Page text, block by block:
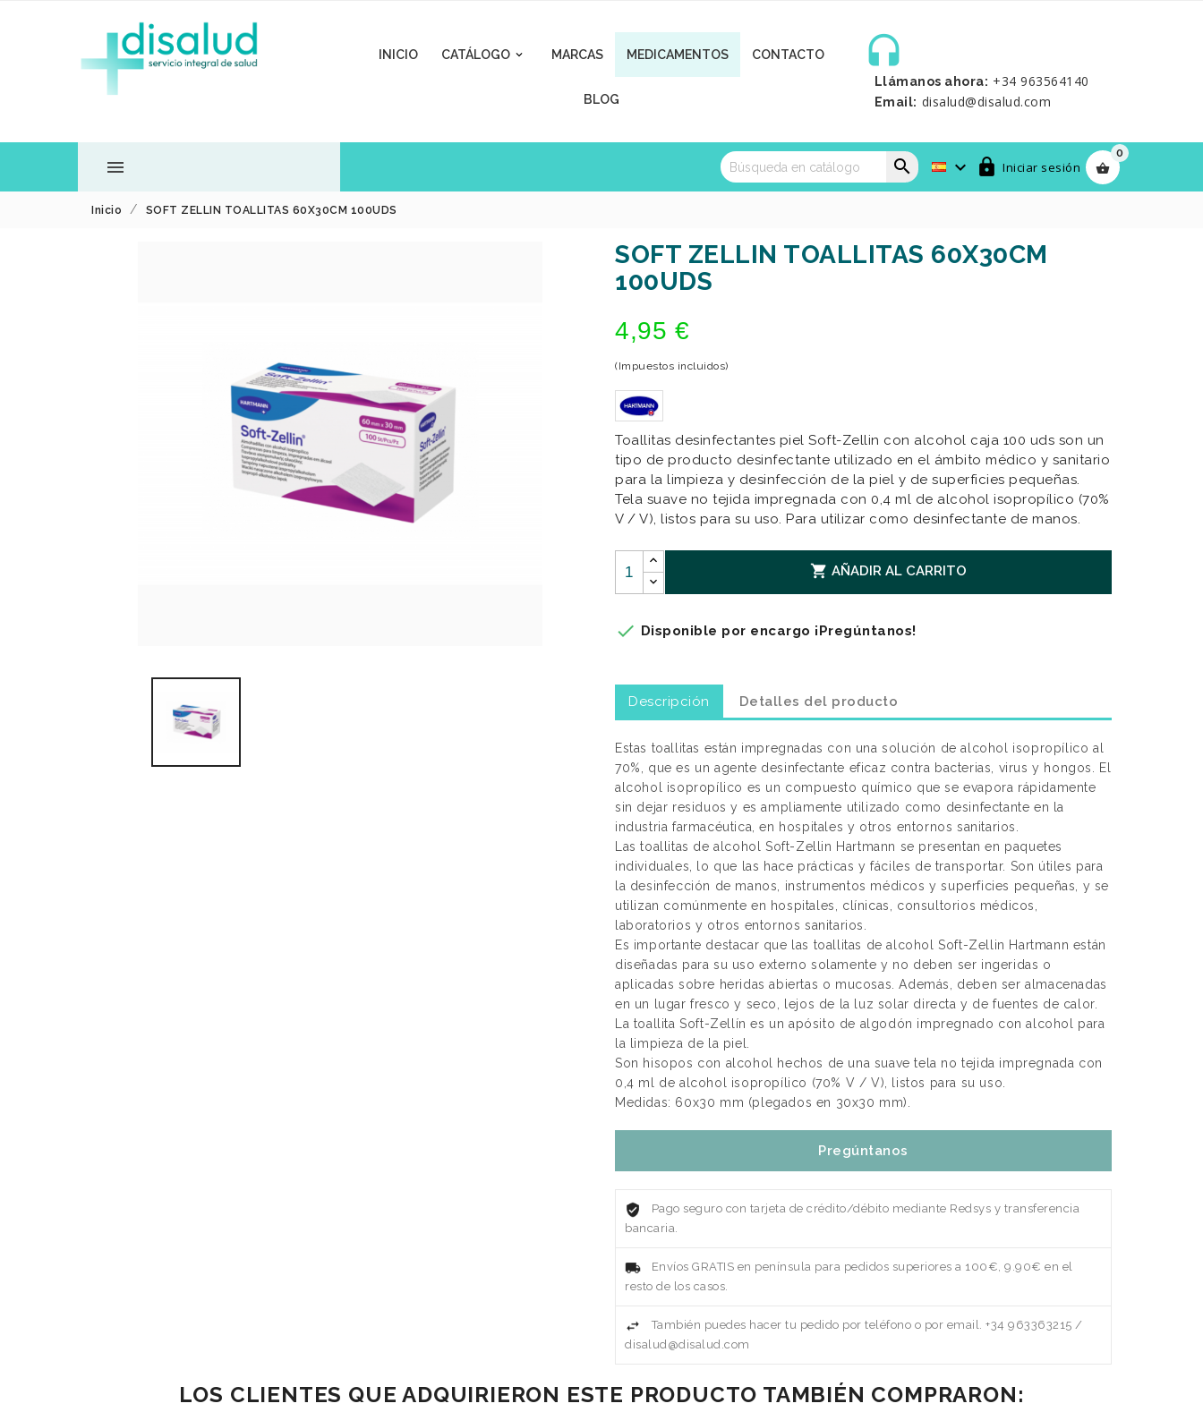
INICIO 
CATÁLOGO MARCAS MEDICAMENTOS CONTACTO
BLOG

Llámanos ahora: +34 963564140
Email: disalud@disalud.com

TODOS LOS

0
 Iniciar sesión


Inicio SOFT ZELLIN TOALLITAS 60X30CM 100UDS
SOFT ZELLIN TOALLITAS 60X30CM
100UDS
4,95 €
(Impuestos incluidos)
Toallitas desinfectantes piel Soft-Zellin con alcohol caja 100 uds son un
tipo de producto desinfectante utilizado en el ámbito médico y sanitario
para la limpieza y desinfección de la piel y de superficies pequeñas.
Tela suave no tejida impregnada con 0,4 ml de alcohol isopropílico (70%
V / V), listos para su uso. Para utilizar como desinfectante de manos.
 AÑADIR AL CARRITO
 Disponible por encargo ¡Pregúntanos!
Descripción Detalles del producto
Estas toallitas están impregnadas con una solución de alcohol isopropílico al
70%, que es un agente desinfectante eficaz contra bacterias, virus y hongos. El
alcohol isopropílico es un compuesto químico que se evapora rápidamente
sin dejar residuos y es ampliamente utilizado como desinfectante en la
industria farmacéutica, en hospitales y otros entornos sanitarios.
Las toallitas de alcohol Soft-Zellin Hartmann se presentan en paquetes
individuales, lo que las hace prácticas y fáciles de transportar. Son útiles para
la desinfección de manos, instrumentos médicos y superficies pequeñas, y se
utilizan comúnmente en hospitales, clínicas, consultorios médicos,
laboratorios y otros entornos sanitarios.
Es importante destacar que las toallitas de alcohol Soft-Zellin Hartmann están
diseñadas para su uso externo solamente y no deben ser ingeridas o
aplicadas sobre heridas abiertas o mucosas. Además, deben ser almacenadas
en un lugar fresco y seco, lejos de la luz solar directa y de fuentes de calor.
La toallita Soft-Zellín es un apósito de algodón impregnado con alcohol para
la limpieza de la piel.
Son hisopos con alcohol hechos de una suave tela no tejida impregnada con
0,4 ml de alcohol isopropílico (70% V / V), listos para su uso.
Medidas: 60x30 mm (plegados en 30x30 mm).
Pregúntanos
Pago seguro con tarjeta de crédito/débito mediante Redsys y transferencia
bancaria.
Envíos GRATIS en península para pedidos superiores a 100€, 9.90€ en el
resto de los casos.
También puedes hacer tu pedido por teléfono o por email. +34 963363215 /
disalud@disalud.com
LOS CLIENTES QUE ADQUIRIERON ESTE PRODUCTO TAMBIÉN COMPRARON: